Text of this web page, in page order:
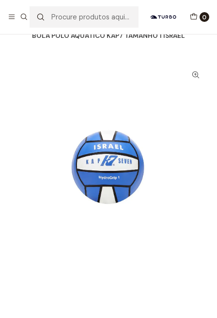
0
BOLA POLO AQUÁTICO KAP7 TAMANHO 1 ISRAEL